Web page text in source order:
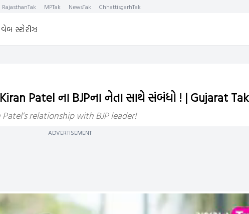
RajasthanTak MPTak NewsTak ChhattisgarhTak
વેબ સ્ટોરીઝ
Patel ના BJPના નેતા સાથે સંબંધો ! | Gujarat Tak
relationship with BJP leader!
ADVERTISEMENT